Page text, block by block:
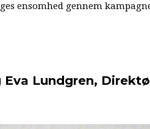
ensomhed gennem
Lundgren,